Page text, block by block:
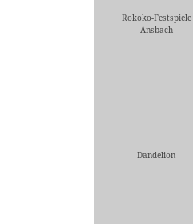
Rokoko-Festspiele
Ansbach
Dandelion